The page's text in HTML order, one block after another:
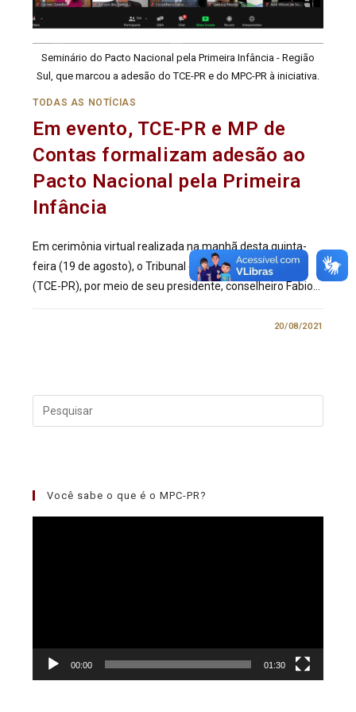
Seminário do Pacto Nacional pela Primeira Infância - Região
Sul, que marcou a adesão do TCE-PR e do MPC-PR à iniciativa.
TODAS AS NOTÍCIAS
Em evento, TCE-PR e MP de
Contas formalizam adesão ao
Pacto Nacional pela Primeira
Infância
Em cerimônia virtual realizada na manhã desta quinta-
feira (19 de agosto), o Tribunal de Contas do Paraná
(TCE-PR), por meio de seu presidente, conselheiro Fabio…
20/08/2021
Você sabe o que é o MPC-PR?
00:00 01:30